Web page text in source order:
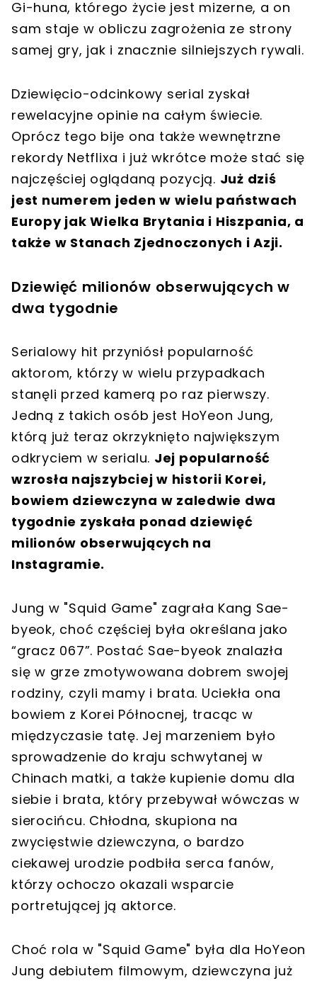
Gi-huna, którego życie jest mizerne, a on
sam staje w obliczu zagrożenia ze strony
samej gry, jak i znacznie silniejszych rywali.
Dziewięcio-odcinkowy serial zyskał
rewelacyjne opinie na całym świecie.
Oprócz tego bije ona także wewnętrzne
rekordy Netflixa i już wkrótce może stać się
najczęściej oglądaną pozycją. Już dziś
jest numerem jeden w wielu państwach
Europy jak Wielka Brytania i Hiszpania, a
także w Stanach Zjednoczonych i Azji.
Dziewięć milionów obserwujących w
dwa tygodnie
Serialowy hit przyniósł popularność
aktorom, którzy w wielu przypadkach
stanęli przed kamerą po raz pierwszy.
Jedną z takich osób jest HoYeon Jung,
którą już teraz okrzyknięto największym
odkryciem w serialu. Jej popularność
wzrosła najszybciej w historii Korei,
bowiem dziewczyna w zaledwie dwa
tygodnie zyskała ponad dziewięć
milionów obserwujących na
Instagramie.
Jung w "Squid Game" zagrała Kang Sae-
byeok, choć częściej była określana jako
“gracz 067”. Postać Sae-byeok znalazła
się w grze zmotywowana dobrem swojej
rodziny, czyli mamy i brata. Uciekła ona
bowiem z Korei Północnej, tracąc w
międzyczasie tatę. Jej marzeniem było
sprowadzenie do kraju schwytanej w
Chinach matki, a także kupienie domu dla
siebie i brata, który przebywał wówczas w
sierocińcu. Chłodna, skupiona na
zwycięstwie dziewczyna, o bardzo
ciekawej urodzie podbiła serca fanów,
którzy ochoczo okazali wsparcie
portretującej ją aktorce.
Choć rola w "Squid Game" była dla HoYeon
Jung debiutem filmowym, dziewczyna już